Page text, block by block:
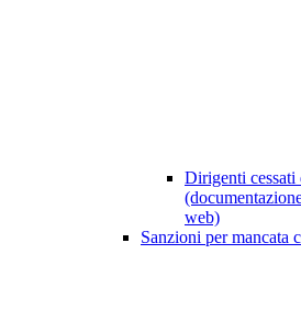
Dirigenti
web)
Sanzioni per mancata